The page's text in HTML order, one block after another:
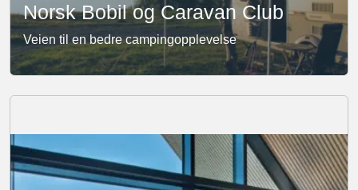
Norsk Bobil og Caravan Club
Veien til en bedre campingopplevelse